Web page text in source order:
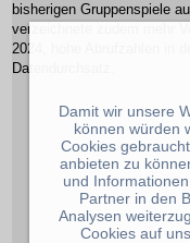
bisherigen Gruppenspiele
verzeichnete zudem mehr
2024, hohe Abrufzahlen in
Datendurchsatz.
Damit wir unsere
können würden
Cookies
anbieten zu
und
Partner in den
Analysen
Cookies auf